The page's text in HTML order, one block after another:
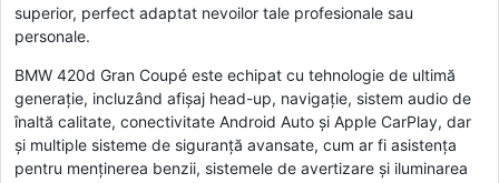
superior, perfect adaptat nevoilor tale profesionale sau
personale.
BMW 420d Gran Coupé este echipat cu tehnologie de ultimă
generație, incluzând afișaj head-up, navigație, sistem audio de
înaltă calitate, conectivitate Android Auto și Apple CarPlay, dar
și multiple sisteme de siguranță avansate, cum ar fi asistența
pentru menținerea benzii, sistemele de avertizare și iluminarea